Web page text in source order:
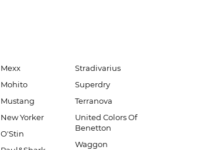
Mexx
Mohito
Mustang
New Yorker
O'Stin
Stradivarius
Superdry
Terranova
United Colors Of
Benetton
Waggon